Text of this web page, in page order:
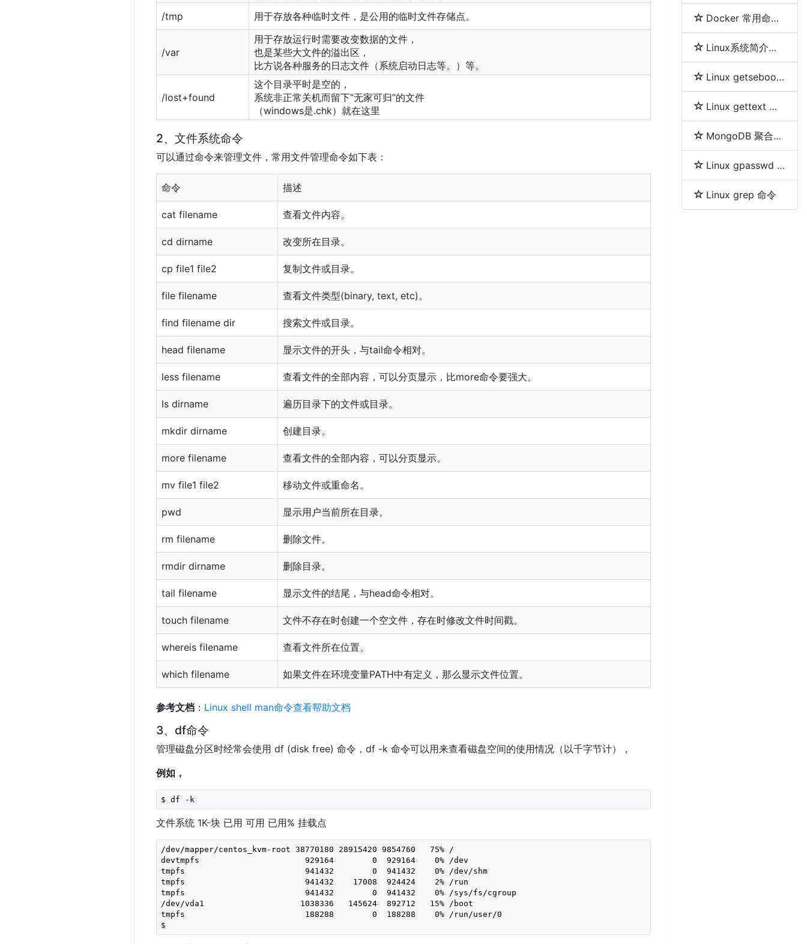
/tmp
用于存放各种临时文件，是公用的临时文件存储点。
/var
用于存放运行时需要改变数据的文件，
也是某些大文件的溢出区，
比方说各种服务的日志文件（系统启动日志等。）等。
/lost+found
这个目录平时是空的，
系统非正常关机而留下“无家可归”的文件
（windows是.chk）就在这里
2、文件系统命令
可以通过命令来管理文件，常用文件管理命令如下表：
命令 描述
cat filename 查看文件内容。
cd dirname 改变所在目录。
cp file1 file2 复制文件或目录。
file filename 查看文件类型(binary, text, etc)。
find filename dir 搜索文件或目录。
head filename 显示文件的开头，与tail命令相对。
less filename 查看文件的全部内容，可以分页显示，比more命令要强大。
ls dirname 遍历目录下的文件或目录。
mkdir dirname 创建目录。
more filename 查看文件的全部内容，可以分页显示。
mv file1 file2 移动文件或重命名。
pwd 显示用户当前所在目录。
rm filename 删除文件。
rmdir dirname 删除目录。
tail filename 显示文件的结尾，与head命令相对。
touch filename 文件不存在时创建一个空文件，存在时修改文件时间戳。
whereis filename 查看文件所在位置。
which filename 如果文件在环境变量PATH中有定义，那么显示文件位置。
参考文档 ： Linux shell man命令查看帮助文档
3、df命令
管理磁盘分区时经常会使用 df (disk free) 命令，df -k 命令可以用来查看磁盘空间的使用情况（以千字节计），
例如，
$ df -k
文件系统 1K-块 已用 可用 已用% 挂载点
/dev/mapper/centos_kvm-root 38770180 28915420 9854760   75% /
devtmpfs                      929164        0  929164    0% /dev
tmpfs                         941432        0  941432    0% /dev/shm
tmpfs                         941432    17008  924424    2% /run
tmpfs                         941432        0  941432    0% /sys/fs/cgroup
/dev/vda1                    1038336   145624  892712   15% /boot
tmpfs                         188288        0  188288    0% /run/user/0
$
Docker 常用命令详解
Linux系统简介及各发行版之间区别
Linux getsebool 命令
Linux gettext 命令
MongoDB 聚合分组等及删除重复数据的方法
Linux gpasswd 命令
Linux grep 命令